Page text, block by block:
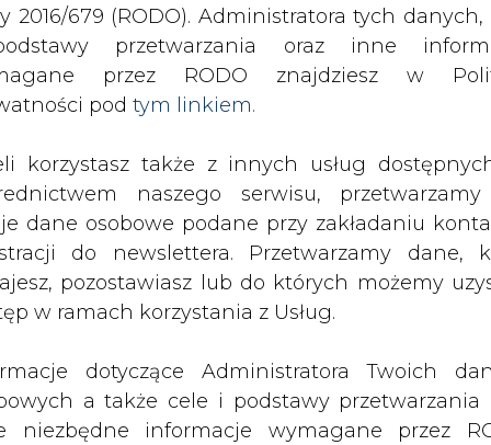
ZMIANY KADROWE NA RYNKU
2016/679 (RODO). Administratora tych danych,
przetwarzania oraz inne
przez RODO znajdziesz w
pod tym linkiem.
korzystasz także z innych usług
naszego serwisu,
dane osobowe podane przy zakładaniu
do newslettera. Przetwarzamy dane,
pozostawiasz lub do których możemy
w ramach korzystania z Usług.
dotyczące Administratora Twoich
a także cele i podstawy przetwarzania
niezbędne informacje wymagane przez
emisji CO2, węgla i paliw
drukuj skomentuj udostępnij:
CO2, węgla i paliw